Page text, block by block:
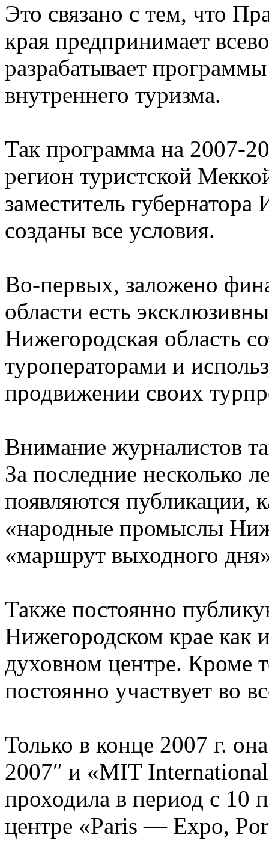
Это связано с тем, что
края предпринимает
разрабатывает
внутреннего туризма.
Так программа на 2007-
регион туристской
заместитель
созданы все условия.
Во-первых, заложено
области есть
Нижегородская область
туроператорами и
продвижении своих
Внимание журналистов
За последние несколько
появляются публикации,
«народные промыслы
«маршрут выходного
Также постоянно
Нижегородском крае как
духовном центре. Кроме
постоянно участвует во
Только в конце 2007 г.
2007″ и «MIT
проходила в период с 10
центре «Paris — Expo,